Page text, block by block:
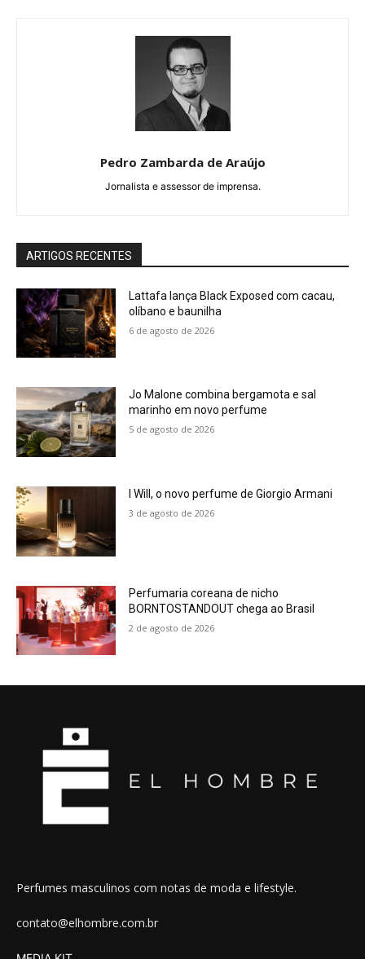
Pedro Zambarda de Araújo
Jornalista e assessor de imprensa.
ARTIGOS RECENTES
Lattafa lança Black Exposed com cacau,
olíbano e baunilha
6 de agosto de 2026
Jo Malone combina bergamota e sal
marinho em novo perfume
5 de agosto de 2026
I Will, o novo perfume de Giorgio Armani
3 de agosto de 2026
Perfumaria coreana de nicho
BORNTOSTANDOUT chega ao Brasil
2 de agosto de 2026
Perfumes masculinos com notas de moda e lifestyle.
contato@elhombre.com.br